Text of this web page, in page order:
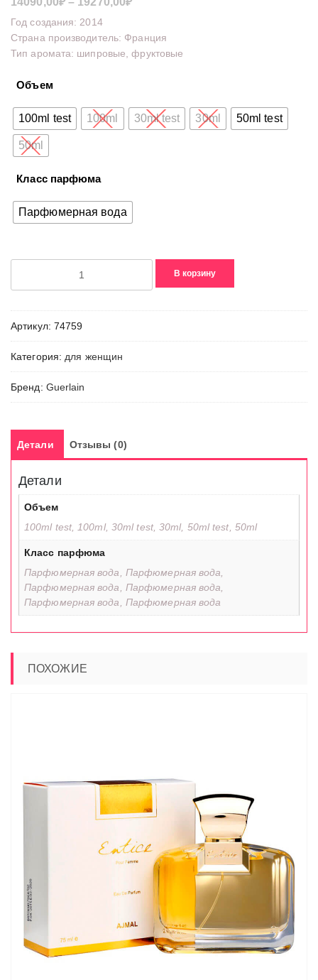
14090,00₽
–
Год создания: 2014
Страна производитель: Франция
Тип аромата: шипровые, фруктовые
Объем
100ml test 100ml 30ml test 30ml 50ml test
50ml
Класс парфюма
Парфюмерная вода
petite
Robe
noire
Couture
В корзину
Артикул: 74759
Категория:для женщин
Бренд: Guerlain
Детали Отзывы (0)
Детали
Объем
100ml test, 100ml, 30ml test, 30ml, 50ml test, 50ml
Класс парфюма
Парфюмерная вода, Парфюмерная вода,
Парфюмерная вода, Парфюмерная вода,
Парфюмерная вода, Парфюмерная вода
ПОХОЖИЕ